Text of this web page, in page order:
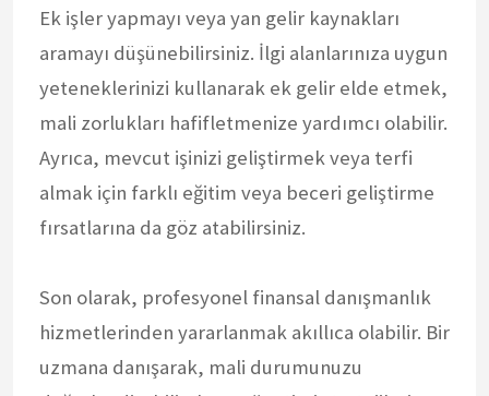
Ek işler yapmayı veya yan gelir kaynakları
aramayı düşünebilirsiniz. İlgi alanlarınıza uygun
yeteneklerinizi kullanarak ek gelir elde etmek,
mali zorlukları hafifletmenize yardımcı olabilir.
Ayrıca, mevcut işinizi geliştirmek veya terfi
almak için farklı eğitim veya beceri geliştirme
fırsatlarına da göz atabilirsiniz.
Son olarak, profesyonel finansal danışmanlık
hizmetlerinden yararlanmak akıllıca olabilir. Bir
uzmana danışarak, mali durumunuzu